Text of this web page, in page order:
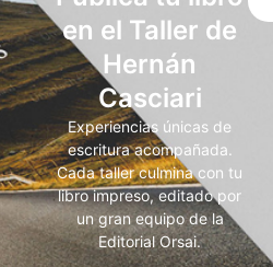
en el Taller de
Hernán
Casciari
Experiencias únicas de
escritura acompañada.
Cada taller culmina con tu
libro impreso, editado por
un gran equipo de la
Editorial Orsai.